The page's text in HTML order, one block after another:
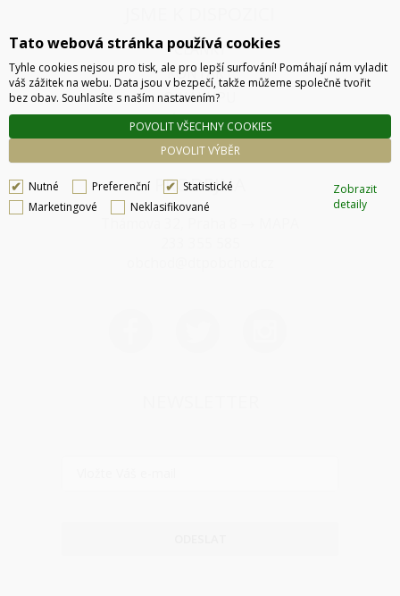
ČLÁNKY
KONTAKT
O NÁKUPU
SPRÁVA COOKIES
PRODEJNA
Tato webová stránka používá cookies
Tyhle cookies nejsou pro tisk, ale pro lepší surfování! Pomáhají nám vyladit
váš zážitek na webu. Data jsou v bezpečí, takže můžeme společně tvořit
bez obav. Souhlasíte s naším nastavením?
POVOLIT VÝBĚR
POVOLIT VŠECHNY COOKIES
Nutné Preferenční
Statistické
Marketingové
Neklasifikované
Zobrazit
detaily